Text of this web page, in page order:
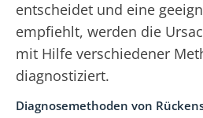
entscheidet und eine
empfiehlt, werden die
mit Hilfe verschiedener
diagnostiziert.
Diagnosemethoden von